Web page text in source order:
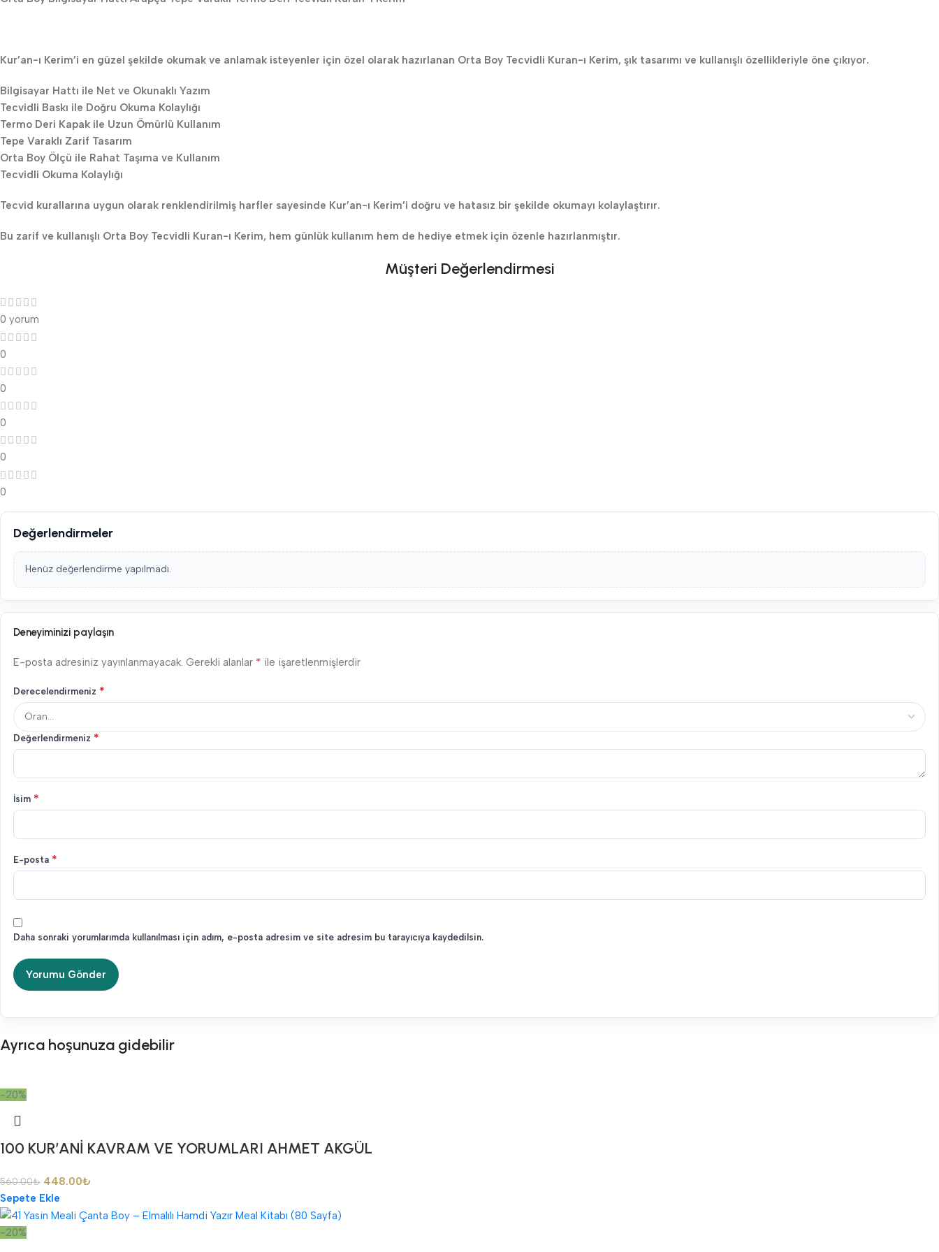
Kur’an-ı Kerim’i en güzel şekilde okumak ve anlamak isteyenler için özel olarak hazırlanan Orta Boy Tecvidli Kuran-ı Kerim, şık tasarımı ve kullanışlı özellikleriyle öne çıkıyor.
Bilgisayar Hattı ile Net ve Okunaklı Yazım
Tecvidli Baskı ile Doğru Okuma Kolaylığı
Termo Deri Kapak ile Uzun Ömürlü Kullanım
Tepe Varaklı Zarif Tasarım
Orta Boy Ölçü ile Rahat Taşıma ve Kullanım
Tecvidli Okuma Kolaylığı
Tecvid kurallarına uygun olarak renklendirilmiş harfler sayesinde Kur’an-ı Kerim’i doğru ve hatasız bir şekilde okumayı kolaylaştırır.
Bu zarif ve kullanışlı Orta Boy Tecvidli Kuran-ı Kerim, hem günlük kullanım hem de hediye etmek için özenle hazırlanmıştır.
Müşteri Değerlendirmesi
0 yorum
0
0
0
0
0
Değerlendirmeler
Henüz değerlendirme yapılmadı.
Deneyiminizi paylaşın
E-posta adresiniz yayınlanmayacak. Gerekli alanlar * ile işaretlenmişlerdir
Derecelendirmeniz *
Değerlendirmeniz *
İsim *
E-posta *
Daha sonraki yorumlarımda kullanılması için adım, e-posta adresim ve site adresim bu tarayıcıya kaydedilsin.
Ayrıca hoşunuza gidebilir
-20%
100 KUR’ANİ KAVRAM VE YORUMLARI AHMET AKGÜL
560.00₺ 448.00₺
Sepete Ekle
-20%